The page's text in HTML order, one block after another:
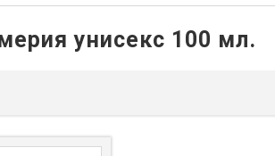
унисекс 100 мл.